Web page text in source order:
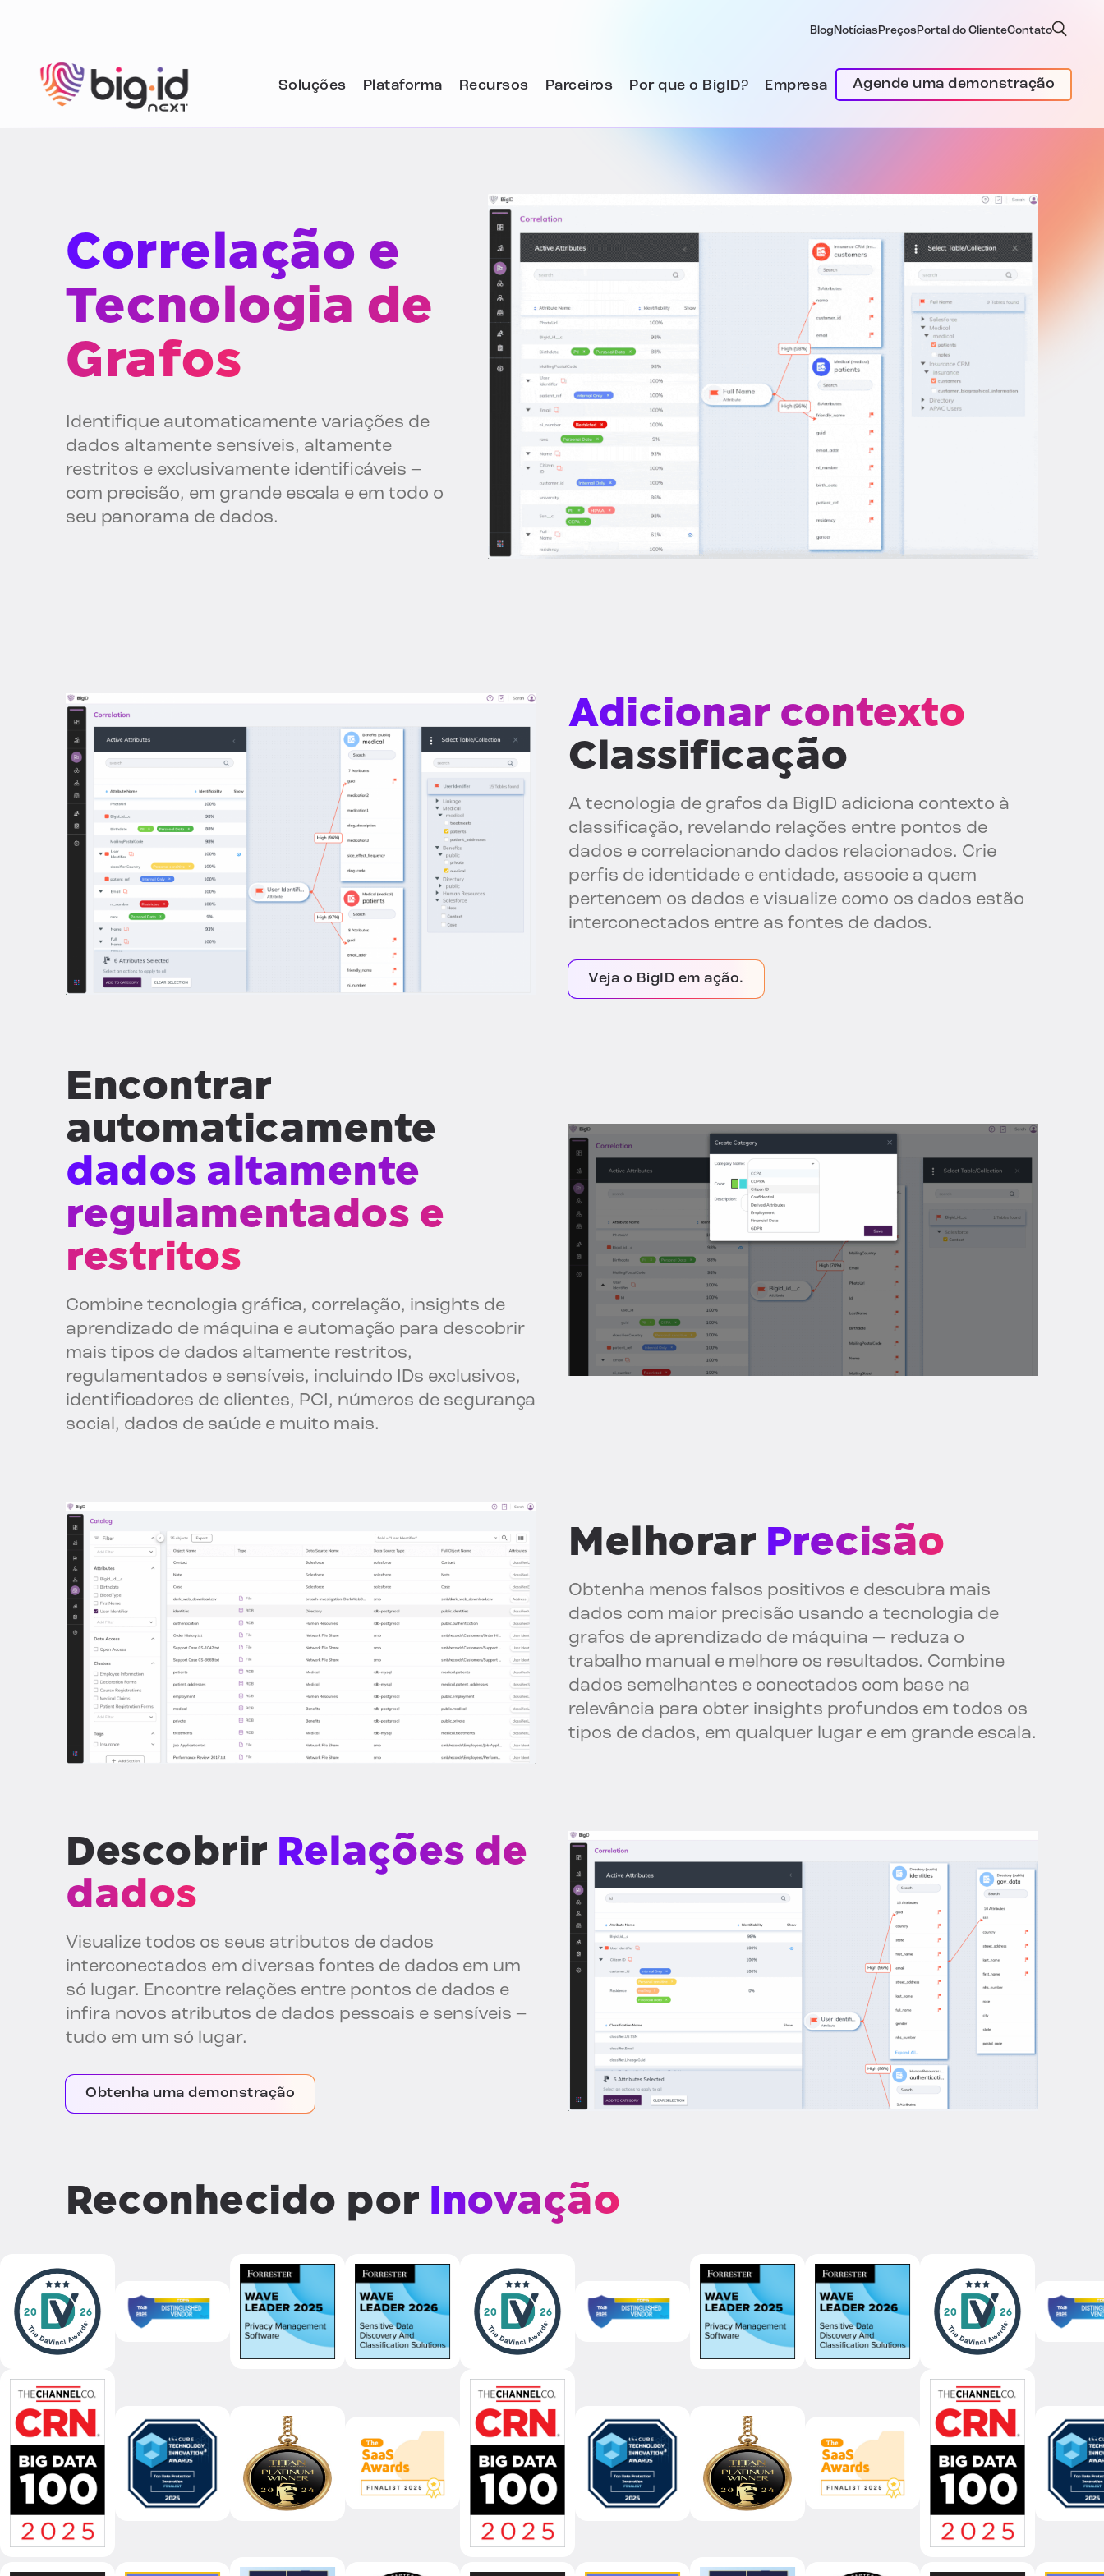
Blog Notícias Preços Portal do ClienteContato
Soluções Plataforma Recursos Parceiros Por que o BigID? Empresa Agende uma demonstração
Correlação e
Tecnologia de
Grafos
Identifique automaticamente variações de
dados altamente sensíveis, altamente
restritos e exclusivamente identificáveis –
com precisão, em grande escala e em todo o
seu panorama de dados.
Adicionar contexto
Classificação
A tecnologia de grafos da BigID adiciona contexto à
classificação, revelando relações entre pontos de
dados e correlacionando dados relacionados. Crie
perfis de identidade e entidade, associe a quem
pertencem os dados e visualize como os dados estão
interconectados entre as fontes de dados.
Veja o BigID em ação.
Encontrar
automaticamente
dados altamente
regulamentados e
restritos
Combine tecnologia gráfica, correlação, insights de
aprendizado de máquina e automação para descobrir
mais tipos de dados altamente restritos,
regulamentados e sensíveis, incluindo IDs exclusivos,
identificadores de clientes, PCI, números de segurança
social, dados de saúde e muito mais.
Melhorar Precisão
Obtenha menos falsos positivos e descubra mais
dados com maior precisão usando a tecnologia de
grafos de aprendizado de máquina — reduza o
trabalho manual e melhore os resultados. Combine
dados semelhantes e conectados com base na
relevância para obter insights profundos em todos os
tipos de dados, em qualquer lugar e em grande escala.
Descobrir Relações de
dados
Visualize todos os seus atributos de dados
interconectados em diversas fontes de dados em um
só lugar. Encontre relações entre pontos de dados e
infira novos atributos de dados pessoais e sensíveis –
tudo em um só lugar.
Obtenha uma demonstração
Reconhecido por Inovação